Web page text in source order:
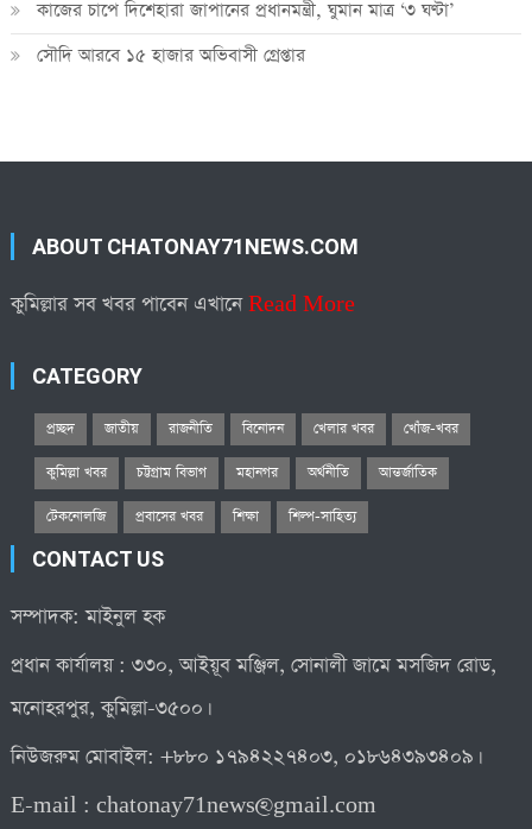
কাজের চাপে দিশেহারা জাপানের প্রধানমন্ত্রী, ঘুমান মাত্র ‘৩ ঘণ্টা’
সৌদি আরবে ১৫ হাজার অভিবাসী গ্রেপ্তার
ABOUT CHATONAY71NEWS.COM
কুমিল্লার সব খবর পাবেন এখানেRead More
CATEGORY
প্রচ্ছদ জাতীয় রাজনীতি বিনোদন খেলার খবর খোঁজ-খবর
কুমিল্লা খবর চট্টগ্রাম বিভাগ মহানগর অর্থনীতি আন্তর্জাতিক
টেকনোলজি প্রবাসের খবর শিক্ষা শিল্প-সাহিত্য
CONTACT US
সম্পাদক: মাইনুল হক
প্রধান কার্যালয় : ৩৩০, আইয়ূব মঞ্জিল, সোনালী জামে মসজিদ রোড,
মনোহরপুর, কুমিল্লা-৩৫০০।
নিউজরুম মোবাইল: +৮৮০ ১৭৯৪২২৭৪০৩, ০১৮৬৪৩৯৩৪০৯।
E-mail :chatonay71news@gmail.com